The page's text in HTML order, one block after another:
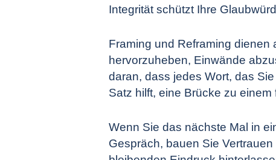
Integrität schützt Ihre
Framing und Reframing dienen
hervorzuheben, Einwände
daran, dass jedes Wort, das
Satz hilft, eine Brücke zu
Wenn Sie das nächste Mal in
Gespräch, bauen Sie